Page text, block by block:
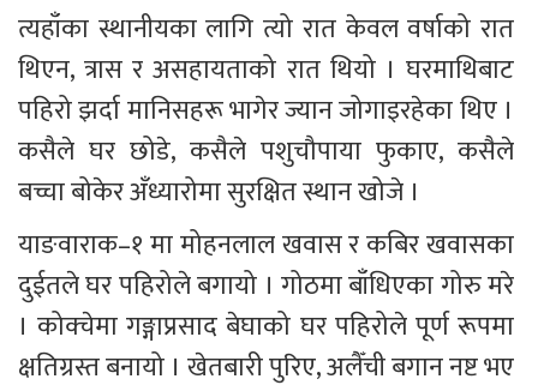
त्यहाँका स्थानीयका लागि त्यो रात केवल वर्षाको रात
थिएन, त्रास र असहायताको रात थियो । घरमाथिबाट
पहिरो झर्दा मानिसहरू भागेर ज्यान जोगाइरहेका थिए ।
कसैले घर छोडे, कसैले पशुचौपाया फुकाए, कसैले
बच्चा बोकेर अँध्यारोमा सुरक्षित स्थान खोजे ।
याङवाराक–१ मा मोहनलाल खवास र कबिर खवासका
दुईतले घर पहिरोले बगायो । गोठमा बाँधिएका गोरु मरे
। कोक्चेमा गङ्गाप्रसाद बेघाको घर पहिरोले पूर्ण रूपमा
क्षतिग्रस्त बनायो । खेतबारी पुरिए, अलैँची बगान नष्ट भए